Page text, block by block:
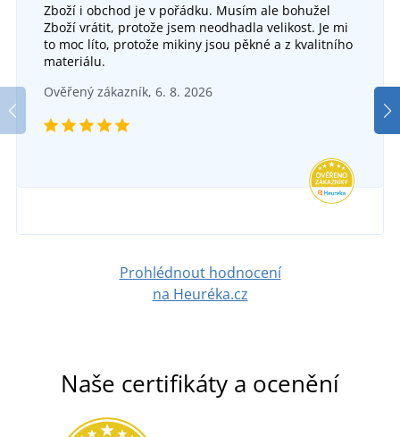
Zboží i obchod je v pořádku. Musím ale bohužel
Zboží vrátit, protože jsem neodhadla velikost. Je mi
to moc líto, protože mikiny jsou pěkné a z kvalitního
materiálu.
Ověřený zákazník, 6. 8. 2026
Prohlédnout hodnocení
na Heuréka.cz
Naše certifikáty a ocenění